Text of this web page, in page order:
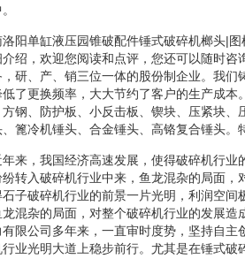
阳单缸液压园锥破配件锤式破碎机榔头|
绍，欢迎您阅读和点评，您还可以随时
研、产、销三位一体的股份制企业。我
了更换频率，大大节约了客户的生产成
钢、防护板、小反击板、锲块、压紧块
篦冷机锤头、合金锤头、高铬复合锤头。
来，我国经济高速发展，使得破碎机行
转入破碎机行业中来，鱼龙混杂的局面
子破碎机行业的前景一片光明，利润空间
混杂的局面，对整个破碎机行业的发展造
限公司多年来，一直审时度势，坚持自主
业光明大道上稳步前行。尤其是在锤式